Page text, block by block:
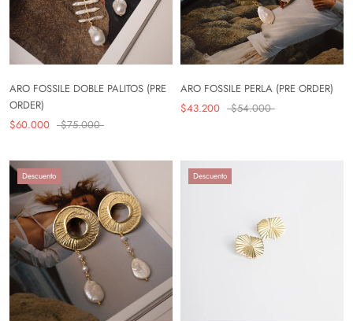
ARO FOSSILE DOBLE PALITOS (PRE
ORDER)
$60.000
$75.000
ARO FOSSILE PERLA (PRE ORDER)
$43.200
$54.000
Descuento Descuento